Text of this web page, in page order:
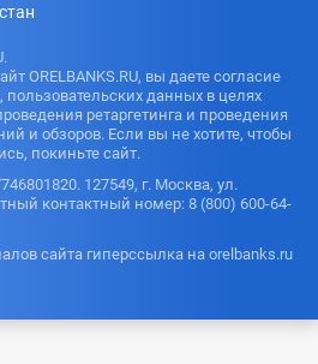
ORELBANKS.RU, вы даете согласие
пользовательских данных в целях
ретаргетинга и проведения
и обзоров. Если вы не хотите, чтобы
покиньте сайт.
127549, г. Москва, ул.
контактный номер: 8 (800) 600-64-
сайта гиперссылка на orelbanks.ru